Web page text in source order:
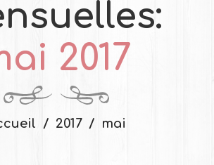
2017
2017 mai